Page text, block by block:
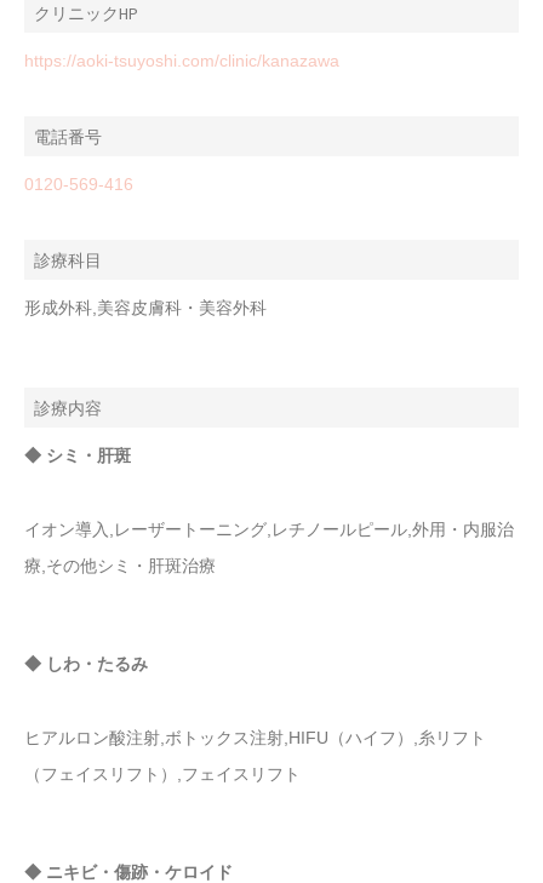
クリニックHP
https://aoki-tsuyoshi.com/clinic/kanazawa
電話番号
0120-569-416
診療科目
形成外科,美容皮膚科・美容外科
診療内容
◆ シミ・肝斑
イオン導入,レーザートーニング,レチノールピール,外用・内服治
療,その他シミ・肝斑治療
◆ しわ・たるみ
ヒアルロン酸注射,ボトックス注射,HIFU（ハイフ）,糸リフト
（フェイスリフト）,フェイスリフト
◆ ニキビ・傷跡・ケロイド